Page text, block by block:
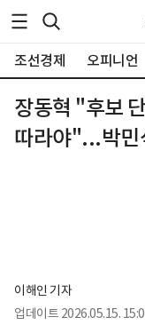
조선경제 오피니언
장동혁 "후보
따라야"...박민
이해인 기자
업데이트 2026.05.15.